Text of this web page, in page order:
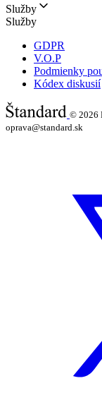
Služby
Služby
GDPR
V.O.P
Podmienky
Kódex diskusií
© 2026
oprava@standard.sk